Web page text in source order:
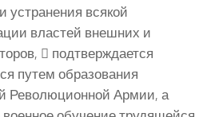
всякой
властей внешних и
 подтверждается
путем образования
Революционной Армии, а